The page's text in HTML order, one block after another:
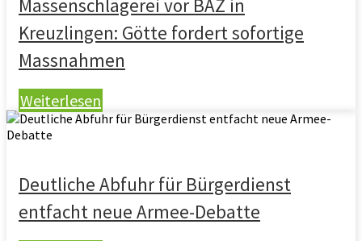
Massenschlägerei vor BAZ in
Kreuzlingen: Götte fordert sofortige
Massnahmen
Weiterlesen
Deutliche Abfuhr für Bürgerdienst
entfacht neue Armee-Debatte